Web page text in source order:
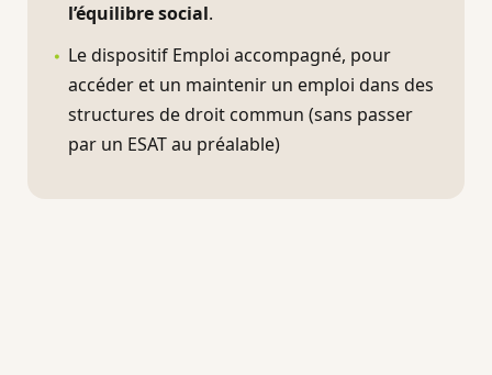
l’équilibre social.
Le dispositif Emploi accompagné, pour
accéder et un maintenir un emploi dans des
structures de droit commun (sans passer
par un ESAT au préalable)